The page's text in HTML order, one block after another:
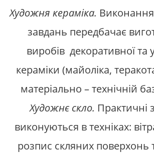
Художня кераміка.
завдань передбачає
виробів декоративної та
кераміки (майоліка,
матеріально – технічній
Художнє скло. Практичні
виконуються в техніках:
розпис скляних поверхонь